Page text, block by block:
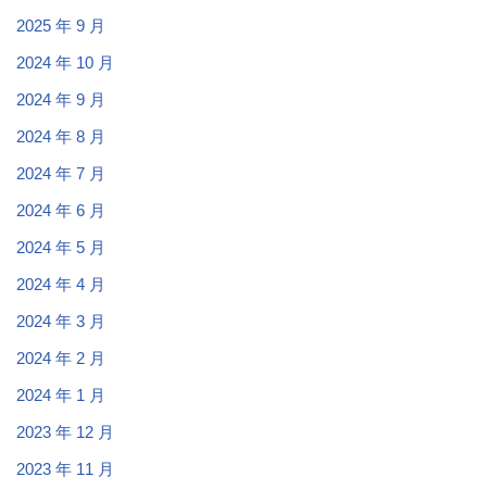
2025 年 9 月
2024 年 10 月
2024 年 9 月
2024 年 8 月
2024 年 7 月
2024 年 6 月
2024 年 5 月
2024 年 4 月
2024 年 3 月
2024 年 2 月
2024 年 1 月
2023 年 12 月
2023 年 11 月